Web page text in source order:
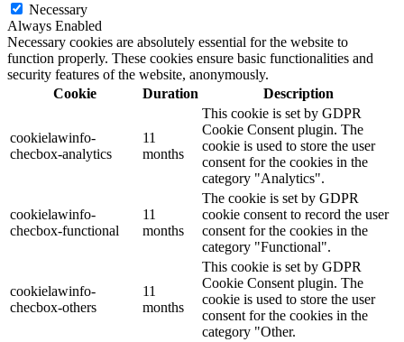
Necessary
Always Enabled
Necessary cookies are absolutely essential for the website to
function properly. These cookies ensure basic functionalities and
security features of the website, anonymously.
Cookie
Duration Description
cookielawinfo-
checbox-analytics
11
months
This cookie is set by GDPR
Cookie Consent plugin. The
cookie is used to store the user
consent for the cookies in the
category "Analytics".
cookielawinfo-
checbox-functional
11
months
The cookie is set by GDPR
cookie consent to record the user
consent for the cookies in the
category "Functional".
cookielawinfo-
checbox-others
11
months
This cookie is set by GDPR
Cookie Consent plugin. The
cookie is used to store the user
consent for the cookies in the
category "Other.